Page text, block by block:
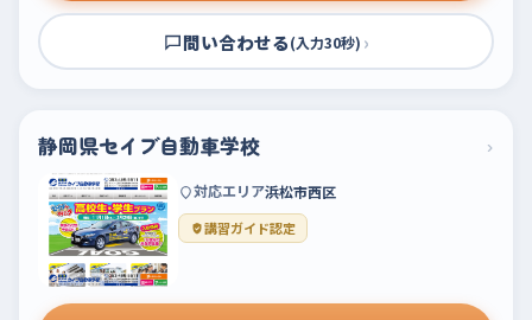
問い合わせる(入力30秒) ›
静岡県セイブ自動車学校 ›
対応エリア浜松市西区
講習ガイド認定